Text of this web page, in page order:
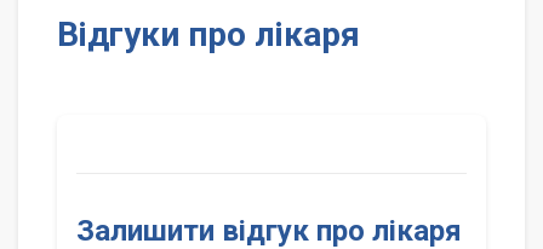
Відгуки про лікаря
Залишити відгук про лікаря